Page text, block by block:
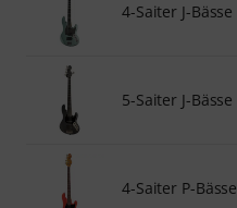
4-Saiter J-Bässe
5-Saiter J-Bässe
4-Saiter P-Bässe